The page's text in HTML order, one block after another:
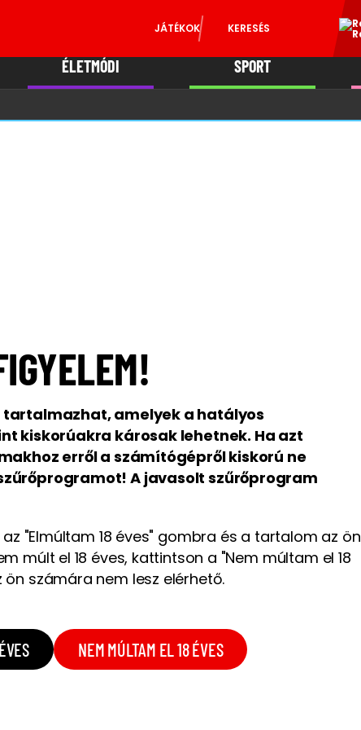
JÁTÉKOK KERESÉS
ÉLETMÓDI SPORT
amelyek a hatályos
kiskorúakra károsak lehetnek. Ha azt
erről a számítógépről kiskorú ne
A javasolt szűrőprogram
"Elmúltam 18 éves" gombra és a tartalom az ön
múlt el 18 éves, kattintson a "Nem múltam el 18
számára nem lesz elérhető.
NEM MÚLTAM EL 18 ÉVES